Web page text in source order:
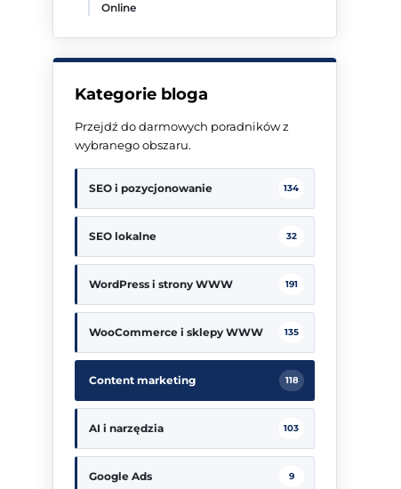
Online
Kategorie bloga
Przejdź do darmowych poradników z
wybranego obszaru.
SEO i pozycjonowanie 134
SEO lokalne 32
WordPress i strony WWW 191
WooCommerce i sklepy WWW 135
Content marketing 118
AI i narzędzia 103
Google Ads 9